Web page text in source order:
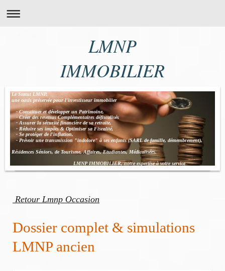
LMNP
IMMOBILIER
Le Statut LMNP,
une oasis préservée pour l'investisseur immobilier
- Constituer et développer un Patrimoine,
- Créer des revenus Complémentaires défiscalisés
- Assurer la sécurité financière de sa retraite,
- Réduire ses impôts & Optimiser sa Fiscalité,
- Se protéger de l'inflation,
- Prévoir une transmission "indolore" à ses enfants (SARL de famille, démembrement),
Résidences Séniors, de Tourisme, Affaires, Etudiantes, Médicalisées.
LMNP IMMOBILIER, notre expertise à votre service
Retour Lmnp Occasion
Dossier complet & simulations
LMNP ancien